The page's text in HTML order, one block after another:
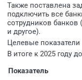
Также поставлена
подключить все
сотрудников
и другое).
Целевые показатели
В итоге к 2025 году
Показатель